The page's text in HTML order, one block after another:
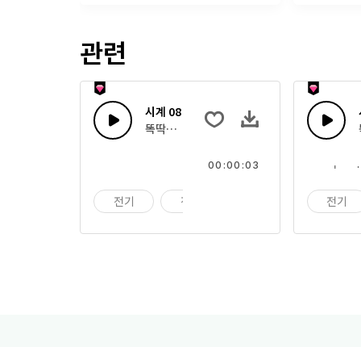
관련
시계 08
똑딱거리는 시계
전기 전자
00:00:03
전기